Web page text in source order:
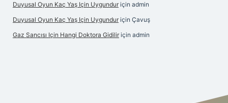
Duyusal Oyun Kaç Yaş Için Uygundur için admin
Duyusal Oyun Kaç Yaş Için Uygundur için Çavuş
Gaz Sancısı Için Hangi Doktora Gidilir için admin